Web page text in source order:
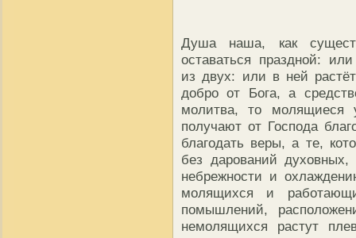
Душа наша, как
оставаться праздной:
из двух: или в ней
добро от Бога, а
молитва, то молящиеся
получают от Господа
благодать веры, а те,
без дарований
небрежности и
молящихся и
помышлений,
немолящихся растут